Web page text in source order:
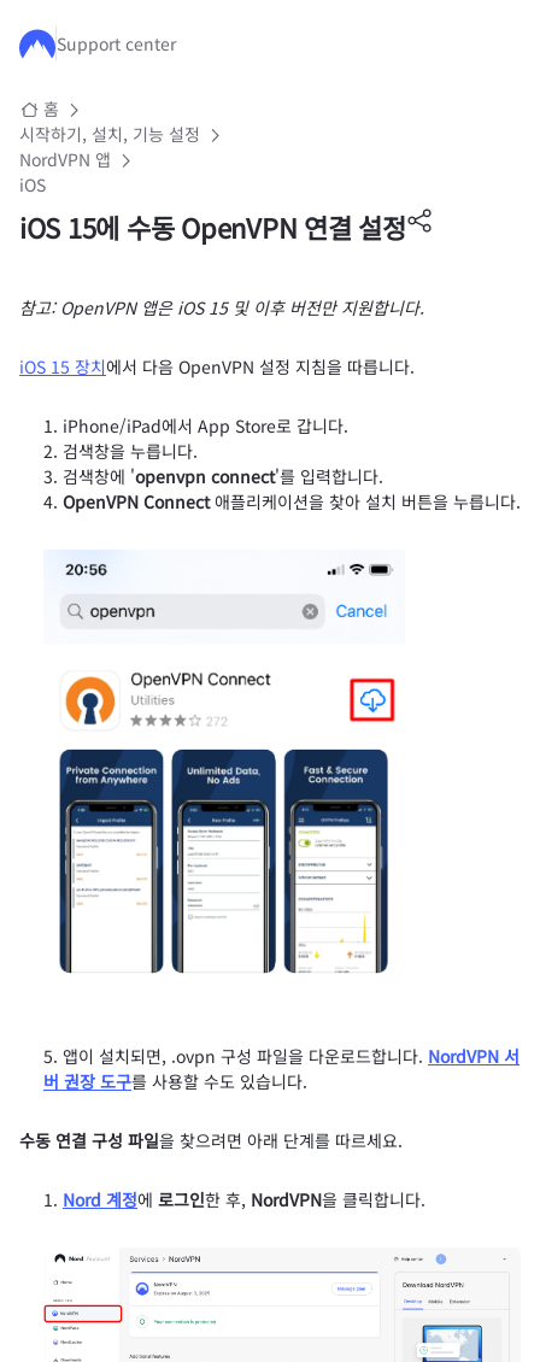
주요 콘텐츠로 건너뛰기
Support center
홈
시작하기, 설치, 기능 설정
NordVPN 앱
iOS
iOS 15에 수동 OpenVPN 연결 설정
참고: OpenVPN 앱은 iOS 15 및 이후 버전만 지원합니다.
iOS 15 장치에서 다음 OpenVPN 설정 지침을 따릅니다.
iPhone/iPad에서 App Store로 갑니다.
검색창을 누릅니다.
검색창에 'openvpn connect'를 입력합니다.
OpenVPN Connect애플리케이션을 찾아 설치 버튼을 누릅니다.
앱이 설치되면, .ovpn 구성 파일을 다운로드합니다. NordVPN 서
버 권장 도구를 사용할 수도 있습니다.
수동 연결 구성 파일을 찾으려면 아래 단계를 따르세요.
Nord 계정에 로그인한 후, NordVPN을 클릭합니다.